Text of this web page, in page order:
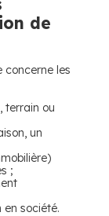
de
concerne les
, terrain ou
un
;
société.